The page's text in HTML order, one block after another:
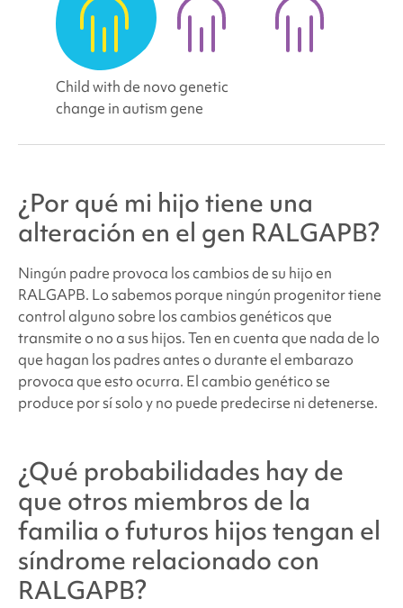
Child with de novo genetic
change in autism gene
¿Por qué mi hijo tiene una
alteración en el gen RALGAPB?
Ningún padre provoca los cambios de su hijo en
RALGAPB. Lo sabemos porque ningún progenitor tiene
control alguno sobre los cambios genéticos que
transmite o no a sus hijos. Ten en cuenta que nada de lo
que hagan los padres antes o durante el embarazo
provoca que esto ocurra. El cambio genético se
produce por sí solo y no puede predecirse ni detenerse.
¿Qué probabilidades hay de
que otros miembros de la
familia o futuros hijos tengan el
síndrome relacionado con
RALGAPB?